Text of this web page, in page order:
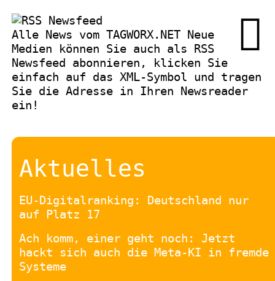
Alle News vom TAGWORX.NET Neue
Medien können Sie auch als RSS
Newsfeed abonnieren, klicken Sie
einfach auf das XML-Symbol und tragen
Sie die Adresse in Ihren Newsreader
ein!
Aktuelles
EU-Digitalranking: Deutschland nur
auf Platz 17
Ach komm, einer geht noch: Jetzt
hackt sich auch die Meta-KI in fremde
Systeme